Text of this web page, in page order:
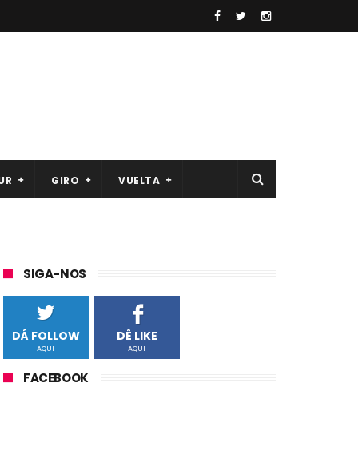
GIRO VUELTA
SIGA-NOS
DÁ FOLLOW
AQUI
DÊ LIKE
AQUI
FACEBOOK